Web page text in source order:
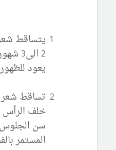
يتساقط
2
يعود
تساقط
خلف
سن
المستمر